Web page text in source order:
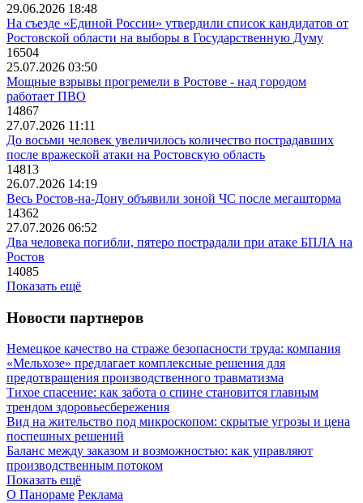
29.06.2026 18:48
На съезде «Единой России» утвердили список кандидатов от
Ростовской области на выборы в Государственную Думу
16504
25.07.2026 03:50
Мощные взрывы прогремели в Ростове - над городом
работает ПВО
14867
27.07.2026 11:11
До восьми человек увеличилось количество пострадавших
после вражеской атаки на Ростовскую область
14813
26.07.2026 14:19
Весь Ростов-на-Дону объявили зоной ЧС после мегашторма
14362
27.07.2026 06:52
Два человека погибли, пятеро пострадали при атаке БПЛА на
Ростов
14085
Показать ещё
Новости партнеров
Немецкое качество на страже безопасности труда: компания
«Мельхозе» предлагает комплексные решения для
предотвращения производственного травматизма
Тихое спасение: как забота о спине становится главным
трендом здоровьесбережения
Вид на жительство под микроскопом: скрытые угрозы и цена
поспешных решений
Баланс между заказом и возможностью: как управляют
производственным потоком
Показать ещё
О Панораме Реклама